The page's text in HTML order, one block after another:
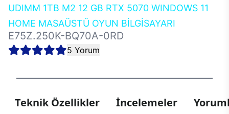
UDIMM 1TB M2 12 GB RTX 5070 WINDOWS 11
HOME MASAÜSTÜ OYUN BİLGİSAYARI
E75Z.250K-BQ70A-0RD
5 Yorum
Teknik Özellikler İncelemeler